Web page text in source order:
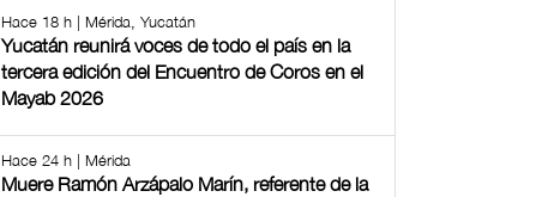
Hace 18 h | Mérida, Yucatán
Yucatán reunirá voces de todo el país en la
tercera edición del Encuentro de Coros en el
Mayab 2026
Hace 24 h | Mérida
Muere Ramón Arzápalo Marín, referente de la